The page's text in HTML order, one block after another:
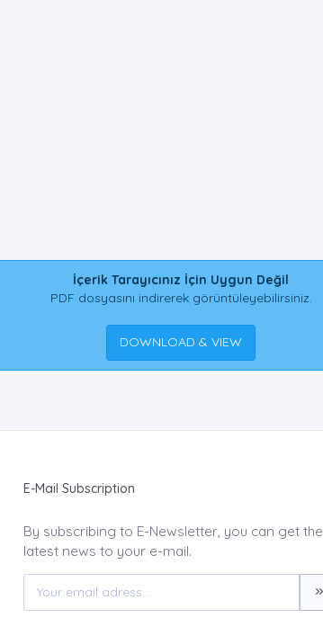
İçerik Tarayıcınız İçin Uygun Değil
PDF dosyasını indirerek görüntüleyebilirsiniz.
DOWNLOAD & VIEW
E-Mail Subscription
By subscribing to E-Newsletter, you can get the
latest news to your e-mail.